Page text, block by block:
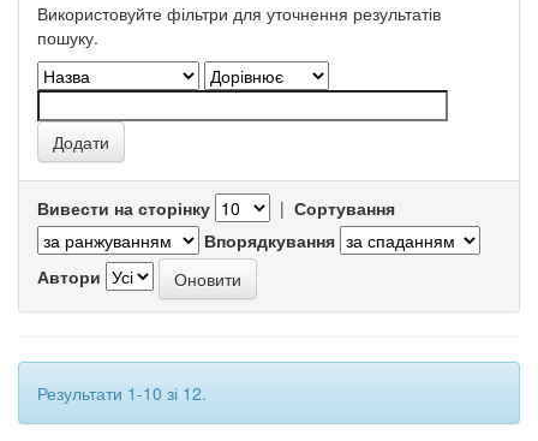
Використовуйте фільтри для уточнення результатів
пошуку.
Вивести на сторінку | Сортування
Впорядкування
Автори
Результати 1-10 зі 12.